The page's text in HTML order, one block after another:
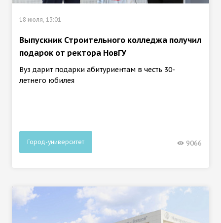
18 июля, 13:01
Выпускник Строительного колледжа получил
подарок от ректора НовГУ
Вуз дарит подарки абитуриентам в честь 30-
летнего юбилея
Город-университет 9066